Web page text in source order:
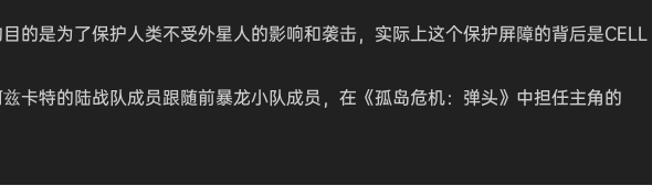
的是为了保护人类不受外星人的影响和袭击，实际上这个保护屏障的背后是CELL
特的陆战队成员跟随前暴龙小队成员，在《孤岛危机：弹头》中担任主角的